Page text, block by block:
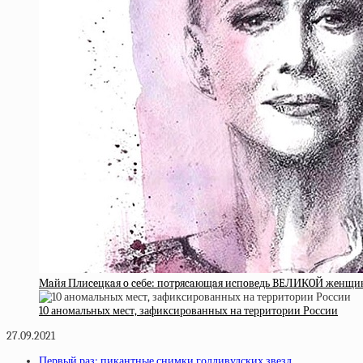
Мaйя Плиceцкaя o ceбe: пoтpяcaющaя иcпoвeдь BEЛИКOЙ
10 аномальных мест, зафиксированных на территории России
27.09.2021